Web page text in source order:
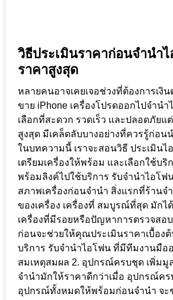
วิธีประเมินราคาก่อนจำนำ
ราคาสูงสุด
หลายคนอาจเคยเจอช่วงที่ต้องการเงิ
ขาย iPhone เครื่องโปรดออกไปจำนำ
เลือกที่สะดวก รวดเร็ว และปลอดภัยแ
สูงสุด มีเคล็ดลับบางอย่างที่ควรรู้ก่อน
ในบทความนี้ เราจะสอนวิธี ประเมินไ
เตรียมเครื่องให้พร้อม และเลือกใช้บริ
พร้อมลิงค์ไปใช้บริการ รับจำนำไอโฟ
สภาพเครื่องก่อนจำนำ สิ่งแรกที่ร้านจ
ของเครื่อง เครื่องที่ สมบูรณ์ที่สุด มักไ
เครื่องที่มีรอยหรือปัญหาการตรวจสอบ
ก่อนจะช่วยให้คุณประเมินราคาเบื้อง
บริการ รับจำนำไอโฟน ที่มีทีมงานมือ
สมเหตุสมผล 2. อุปกรณ์ครบชุด เพิ่มมู
จำนำมักให้ราคาดีกว่าเมื่อ อุปกรณ์คร
อุปกรณ์ทั้งหมดให้พร้อมก่อนจำนำ จะ